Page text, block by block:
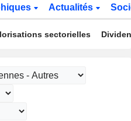
Actualités
sectorielles